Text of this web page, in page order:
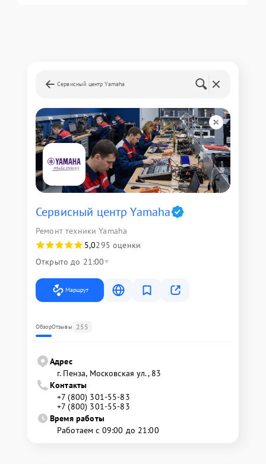
Сервисный центр Yamaha
Сервисный центр Yamaha
Ремонт техники Yamaha
5,0295 оценки
Открыто до 21:00
Маршрут
ОбзорОтзывы 255
Адрес
г. Пенза, Московская ул., 83
Контакты
+7 (800) 301-55-83
+7 (800) 301-55-83
Время работы
Работаем с 09:00 до 21:00